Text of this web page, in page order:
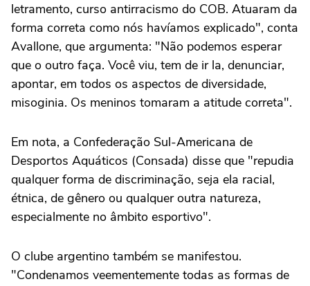
letramento, curso antirracismo do COB. Atuaram da
forma correta como nós havíamos explicado", conta
Avallone, que argumenta: "Não podemos esperar
que o outro faça. Você viu, tem de ir la, denunciar,
apontar, em todos os aspectos de diversidade,
misoginia. Os meninos tomaram a atitude correta".
Em nota, a Confederação Sul-Americana de
Desportos Aquáticos (Consada) disse que "repudia
qualquer forma de discriminação, seja ela racial,
étnica, de gênero ou qualquer outra natureza,
especialmente no âmbito esportivo".
O clube argentino também se manifestou.
"Condenamos veementemente todas as formas de